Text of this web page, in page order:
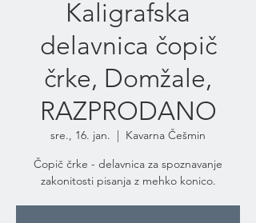
Kaligrafska
delavnica čopič
črke, Domžale,
RAZPRODANO
sre., 16. jan.
  |
Kavarna Češmin
Čopič črke - delavnica za spoznavanje
zakonitosti pisanja z mehko konico.